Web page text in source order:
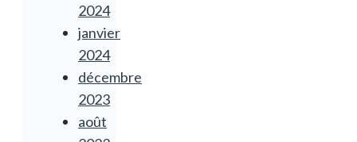
2024
janvier
2024
décembre
2023
août